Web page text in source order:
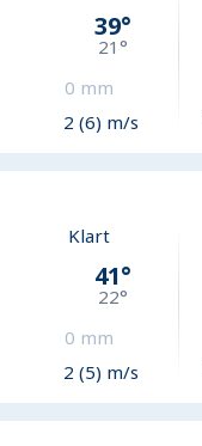
39°
21°
0 mm
2 (6) m/s
Klart
41°
22°
0 mm
2 (5) m/s